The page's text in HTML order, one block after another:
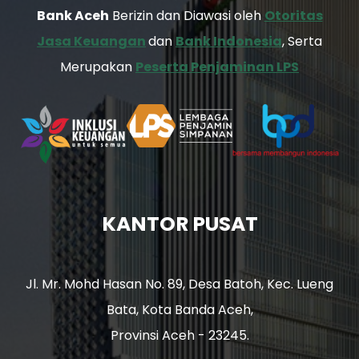
Bank Aceh Berizin dan Diawasi oleh Otoritas
Jasa Keuangandan Bank Indonesia, Serta
Merupakan Peserta Penjaminan LPS
KANTOR PUSAT
Jl. Mr. Mohd Hasan No. 89, Desa Batoh, Kec. Lueng
Bata, Kota Banda Aceh,
Provinsi Aceh - 23245.